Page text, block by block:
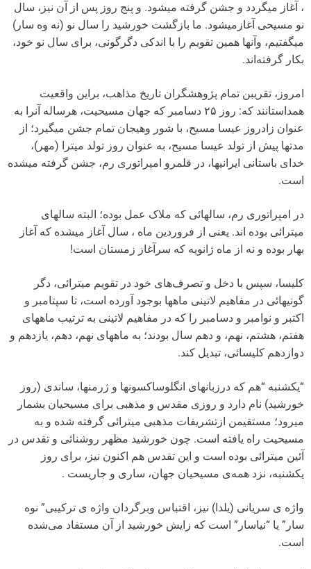
، آغاز میگردد و جشن گرفته میشود. و پنج روز پس از آن نیز، سال
نو مسیحی آغازمیشود. ما بازگشت خورشید را سال نو (نه وه سار)
میگفتیم، وآنها همین تقویم را با اندکی دگرگونی، برای سال نو خود،
بکار گرفته‌اند.
امروز، تقریبن تمام پژوهشگران تاریخ مذاهب، براین واقعیت
همداستانند که: روز ٢۵ دسامبر که جهان مسیحیت، هرساله آنرا به
عنوان زادروز عیسا مسیح، با شور وهیجان تمام جشن میگیرد؛ از
مدتها پیش از تولد عیسا مسیح، به عنوان روز تولد میترا (مهر)،
خدای باستانی ایرانیها، در قلمرو امپراتوری رم، جشن گرفته میشده
است.
در امپراتوری رم، سالهائی که ملاک عمل بوده؛ البته سالهای
میترائی بوده اند. یعنی از فروردین ماه ، سال آغاز میشده که آغاز
بهار بوده و نه از ماه ژانویه که سرآغاز زمستان است!
کلیسا، سپس با دخل و تصرف‌های خود در تقویم میترائی، دگر
گونیهائی در مفاهیم لاتینی ماهها بوجود آورده است، تا سپتامبر و
اکتبر و نوامبر و دسامبر را که در مفاهیم لاتینی به ترتیب ماههای
هفتم، هشتم، نهم، و دهم سال بودند؛ به ماههای نهم، دهم، یازدهم و
دوازدهم کلیسائی، تبدیل کند.
“یکشنبه “هم که درزبانهای انگلوساکسونها و ژرمنها، ساندی (روز
خورشید) نام دارد و روزی مقدس و مذهبی برای مسیحیان بشمار
میرود؛ مستقیمن ازتشریفات مذهبی میترائی گرفته شده و به
مسیحیت راه یافته است. چون خورشید مظهر روشنائی و تقدس در
آئین میترائی بوده است و این تقدس هم اکنون نیز، برای روز
یکشنبه، نزد همه‌ی مسیحیان جهان، ساری و جاریست .
واژه ی سریانی (یلدا) نیز، اقتباس وبرگردان واژه ی ترکیبی” نوه
سار” یا “نیاسار” است که زایش خورشید از آن مستفاد می‌شده
است.